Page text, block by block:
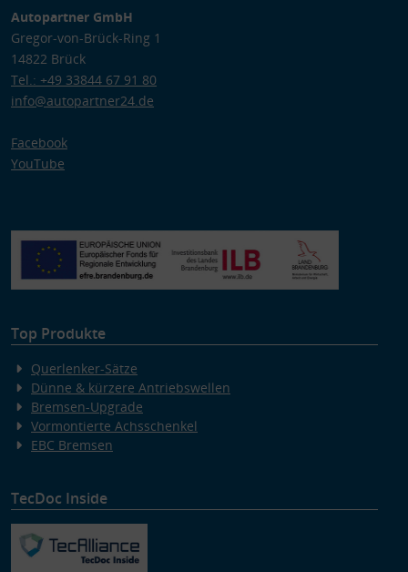
Autopartner GmbH
Gregor-von-Brück-Ring 1
14822 Brück
Tel.: +49 33844 67 91 80
info@autopartner24.de
Facebook
YouTube
Top Produkte
Querlenker-Sätze
Dünne & kürzere Antriebswellen
Bremsen-Upgrade
Vormontierte Achsschenkel
EBC Bremsen
TecDoc Inside